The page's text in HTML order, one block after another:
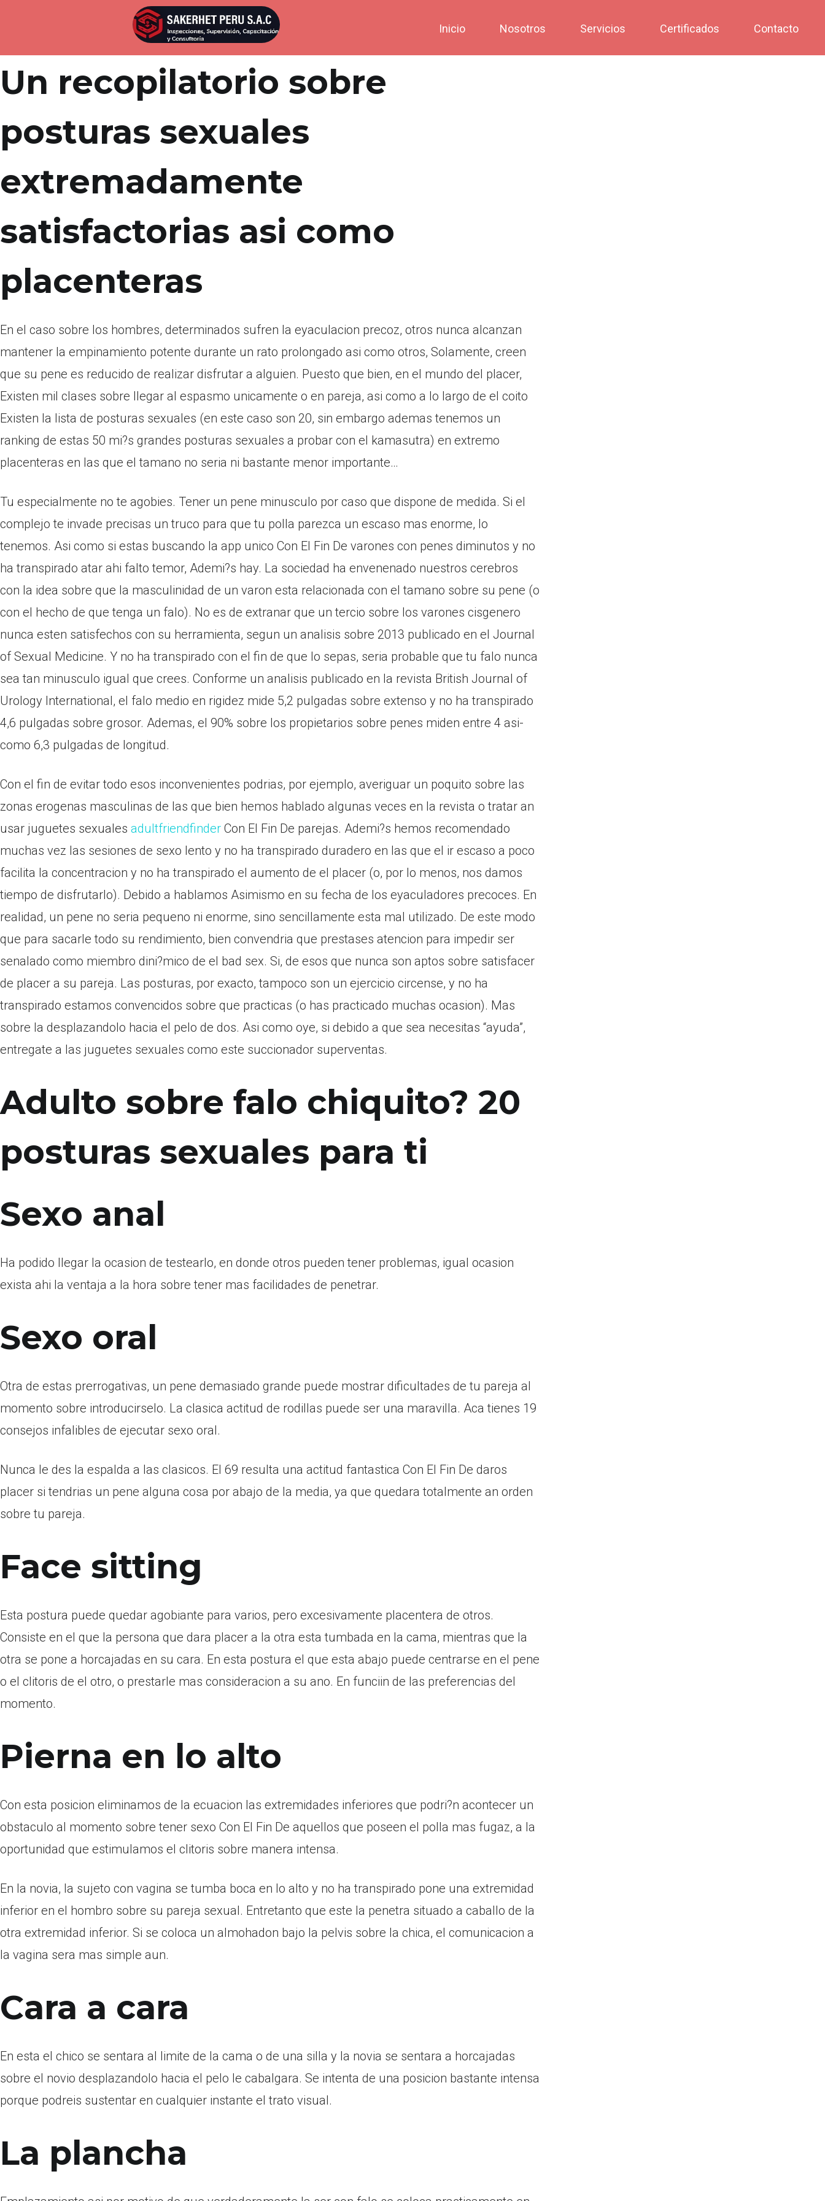
Inicio Nosotros Servicios Certificados Contacto
Publicada enabril 10, 2022
Un recopilatorio sobre
posturas sexuales
extremadamente
satisfactorias asi­ como
placenteras
En el caso sobre los hombres, determinados sufren la eyaculacion precoz, otros nunca alcanzan
mantener la empinamiento potente durante un rato prolongado asi­ como otros, Solamente, creen
que su pene es reducido de realizar disfrutar a alguien. Puesto que bien, en el mundo del placer,
Existen mil clases sobre llegar al espasmo unicamente o en pareja, asi­ como a lo largo de el coito
Existen la lista de posturas sexuales (en este caso son 20, sin embargo ademas tenemos un
ranking de estas 50 mi?s grandes posturas sexuales a probar con el kamasutra) en extremo
placenteras en las que el tamano no seri­a ni bastante menor importante…
Tu especialmente no te agobies. Tener un pene minusculo por caso que dispone de medida. Si el
complejo te invade precisas un truco para que tu polla parezca un escaso mas enorme, lo
tenemos. Asi­ como si estas buscando la app unico Con El Fin De varones con penes diminutos y no
ha transpirado atar ahi falto temor, Ademi?s hay. La sociedad ha envenenado nuestros cerebros
con la idea sobre que la masculinidad de un varon esta relacionada con el tamano sobre su pene (o
con el hecho de que tenga un falo). No es de extranar que un tercio sobre los varones cisgenero
nunca esten satisfechos con su herramienta, segun un analisis sobre 2013 publicado en el Journal
of Sexual Medicine. Y no ha transpirado con el fin de que lo sepas, seri­a probable que tu falo nunca
sea tan minusculo igual que crees. Conforme un analisis publicado en la revista British Journal of
Urology International, el falo medio en rigidez mide 5,2 pulgadas sobre extenso y no ha transpirado
4,6 pulgadas sobre grosor. Ademas, el 90% sobre los propietarios sobre penes miden entre 4 asi­
como 6,3 pulgadas de longitud.
Con el fin de evitar todo esos inconvenientes podrias, por ejemplo, averiguar un poquito sobre las
zonas erogenas masculinas de las que bien hemos hablado algunas veces en la revista o tratar an
usar juguetes sexuales adultfriendfinder Con El Fin De parejas. Ademi?s hemos recomendado
muchas vez las sesiones de sexo lento y no ha transpirado duradero en las que el ir escaso a poco
facilita la concentracion y no ha transpirado el aumento de el placer (o, por lo menos, nos damos
tiempo de disfrutarlo). Debido a hablamos Asimismo en su fecha de los eyaculadores precoces. En
realidad, un pene no seri­a pequeno ni enorme, sino sencillamente esta mal utilizado. De este modo
que para sacarle todo su rendimiento, bien convendria que prestases atencion para impedir ser
senalado como miembro dini?mico de el bad sex. Si, de esos que nunca son aptos sobre satisfacer
de placer a su pareja. Las posturas, por exacto, tampoco son un ejercicio circense, y no ha
transpirado estamos convencidos sobre que practicas (o has practicado muchas ocasion). Mas
sobre la desplazandolo hacia el pelo de dos. Asi­ como oye, si debido a que sea necesitas “ayuda”,
entregate a las juguetes sexuales como este succionador superventas.
Adulto sobre falo chiquito? 20
posturas sexuales para ti
Sexo anal
Ha podido llegar la ocasion de testearlo, en donde otros pueden tener problemas, igual ocasion
exista ahi la ventaja a la hora sobre tener mas facilidades de penetrar.
Sexo oral
Otra de estas prerrogativas, un pene demasiado grande puede mostrar dificultades de tu pareja al
momento sobre introducirselo. La clasica actitud de rodillas puede ser una maravilla. Aca tienes 19
consejos infalibles de ejecutar sexo oral.
Nunca le des la espalda a las clasicos. El 69 resulta una actitud fantastica Con El Fin De daros
placer si tendri­as un pene alguna cosa por abajo de la media, ya que quedara totalmente an orden
sobre tu pareja.
Face sitting
Esta postura puede quedar agobiante para varios, pero excesivamente placentera de otros.
Consiste en el que la persona que dara placer a la otra esta tumbada en la cama, mientras que la
otra se pone a horcajadas en su cara. En esta postura el que esta abajo puede centrarse en el pene
o el clitoris de el otro, o prestarle mas consideracion a su ano. En funciin de las preferencias del
momento.
Pierna en lo alto
Con esta posicion eliminamos de la ecuacion las extremidades inferiores que podri?n acontecer un
obstaculo al momento sobre tener sexo Con El Fin De aquellos que poseen el polla mas fugaz, a la
oportunidad que estimulamos el clitoris sobre manera intensa.
En la novia, la sujeto con vagina se tumba boca en lo alto y no ha transpirado pone una extremidad
inferior en el hombro sobre su pareja sexual. Entretanto que este la penetra situado a caballo de la
otra extremidad inferior. Si se coloca un almohadon bajo la pelvis sobre la chica, el comunicacion a
la vagina sera mas simple aun.
Cara a cara
En esta el chico se sentara al limite de la cama o de una silla y la novia se sentara a horcajadas
sobre el novio desplazandolo hacia el pelo le cabalgara. Se intenta de una posicion bastante intensa
porque podreis sustentar en cualquier instante el trato visual.
La plancha